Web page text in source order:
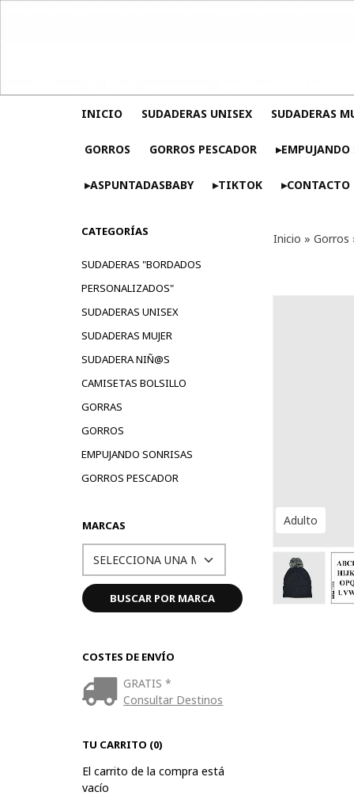
INICIO SUDADERAS UNISEX SUDADERAS
GORROS GORROS PESCADOR
▸ASPUNTADASBABY ▸TIKTOK ▸CONTACTO
CATEGORÍAS
SUDADERAS "BORDADOS
PERSONALIZADOS"
SUDADERAS UNISEX
SUDADERAS MUJER
SUDADERA NIÑ@S
CAMISETAS BOLSILLO
GORRAS
GORROS
EMPUJANDO SONRISAS
GORROS PESCADOR
MARCAS
COSTES DE ENVÍO
GRATIS *
Consultar Destinos
TU CARRITO (0)
El carrito de la compra está
vacío
Inicio » Gorros
Adulto